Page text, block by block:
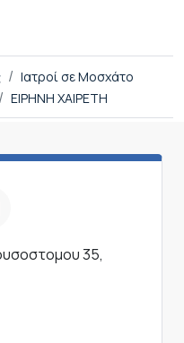
Ιατροί σε Μοσχάτο
ΕΙΡΗΝΗ ΧΑΙΡΕΤΗ
35,